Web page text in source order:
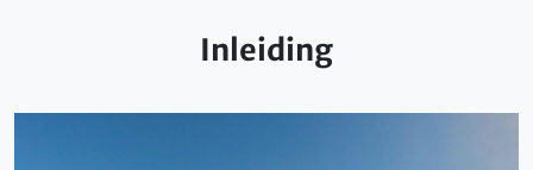
Inleiding